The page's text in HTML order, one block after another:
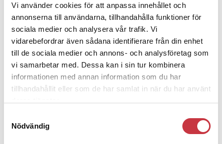
Vi använder cookies för att anpassa innehållet och
annonserna till användarna, tillhandahålla funktioner för
sociala medier och analysera vår trafik. Vi
vidarebefordrar även sådana identifierare från din enhet
till de sociala medier och annons- och analysföretag som
vi samarbetar med. Dessa kan i sin tur kombinera
informationen med annan information som du har
tillhandahållit eller som de har samlat in när du har använt
Nödvändig
Jens Mårtensson:Snart 20 år i tjänst – nu
ska han lära sig grunderna
4 juni 2026
Polisregionen erkänner fel: ”Kommer att
rättas till”
Desktopannnons